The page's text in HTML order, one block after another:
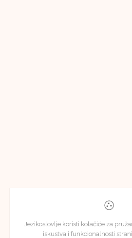
Jezikoslovlje koristi kolačiće za
iskustva i funkcionalnosti